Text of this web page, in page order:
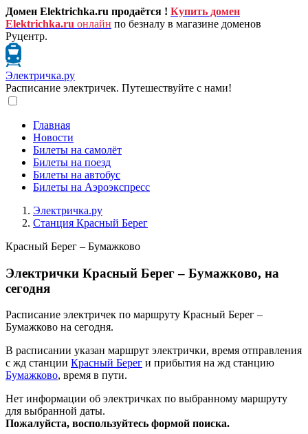
Домен Elektrichka.ru продаётся ! Купить домен
Elektrichka.ru онлайн по безналу в магазине доменов
Руцентр.
Электричка.ру
Расписание электричек. Путешествуйте с нами!
Главная
Новости
Билеты на самолёт
Билеты на поезд
Билеты на автобус
Билеты на Аэроэкспресс
Электричка.ру
Станция Красный Берег
Красный Берег – Бумажково
Электрички Красный Берег – Бумажково, на
сегодня
Расписание электричек по маршруту Красный Берег –
Бумажково на сегодня.
В расписании указан маршрут электрички, время отправления
с жд станции Красный Берег и прибытия на жд станцию
Бумажково, время в пути.
Нет информации об электричках по выбранному маршруту
для выбранной даты.
Пожалуйста, воспользуйтесь формой поиска.